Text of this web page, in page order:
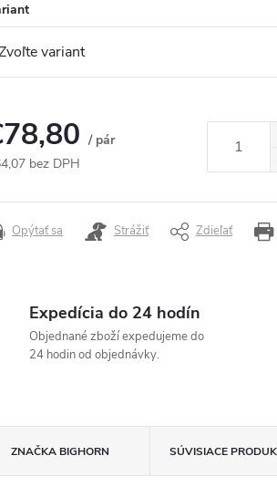
/ pár
bez DPH
Opýtať sa Strážiť Zdieľať
Expedícia do 24 hodín
Objednané zboží expedujeme do
24 hodin od objednávky.
ZNAČKA BIGHORN SÚVISIACE